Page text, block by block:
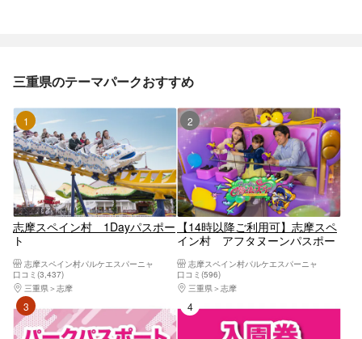
三重県のテーマパークおすすめ
1位
志摩スペイン村 1Dayパスポー
ト
志摩スペイン村パルケエスパーニャ
口コミ(3,437)
三重県
志摩
2位
【14時以降ご利用可】志摩スペ
イン村 アフタヌーンパスポー
志摩スペイン村パルケエスパーニャ
口コミ(596)
三重県
志摩
3位 4位